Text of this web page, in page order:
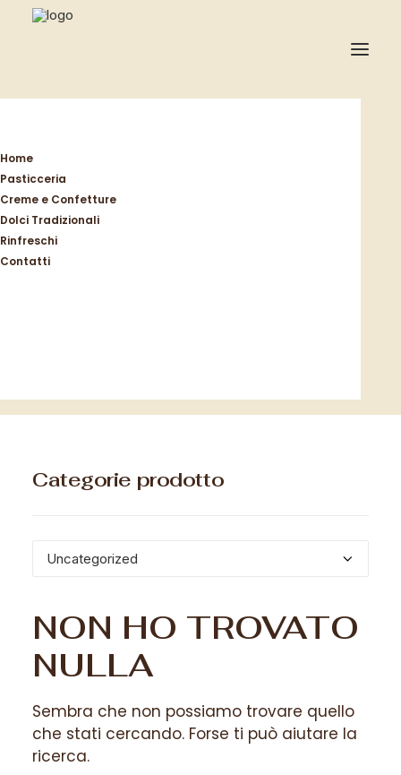
Home
Pasticceria
Creme e Confetture
Dolci Tradizionali
Rinfreschi
ContattiPasticceria Zoppi, a Jesi dal 1968
Categorie prodotto
NON HO TROVATO
NULLA
Sembra che non possiamo trovare quello
che stati cercando. Forse ti può aiutare la
ricerca.